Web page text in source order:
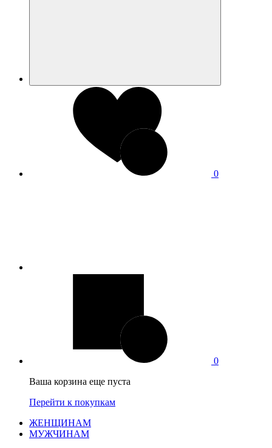
0
0
Ваша корзина еще пуста
Перейти к покупкам
ЖЕНЩИНАМ
МУЖЧИНАМ